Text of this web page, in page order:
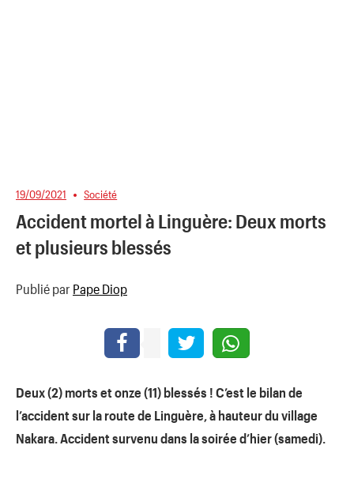
19/09/2021 Société
Accident mortel à Linguère: Deux morts
et plusieurs blessés
Publié par Pape Diop
Deux (2) morts et onze (11) blessés ! C’est le bilan de
l’accident sur la route de Linguère, à hauteur du village
Nakara. Accident survenu dans la soirée d’hier (samedi).